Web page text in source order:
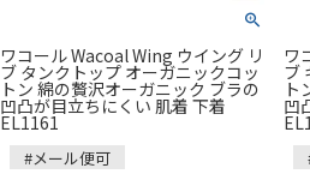
ワコール Wacoal Wing ウイング リ
ブ タンクトップ オーガニックコッ
トン 綿の贅沢オーガニック ブラの
凹凸が目立ちにくい 肌着 下着
EL1161
#メール便可
ワ
ブ
ト
凹